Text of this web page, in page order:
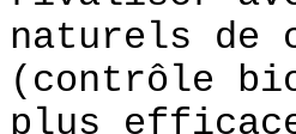
naturels de
(contrôle
plus